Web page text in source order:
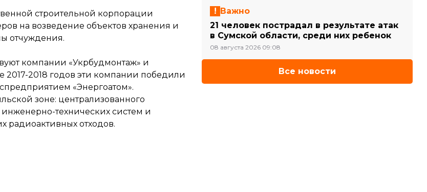
строительной корпорации
на возведение объектов хранения и
отчуждения.
компании «Укрбудмонтаж» и
2017-2018 годов эти компании победили
«Энергоатом».
зоне: централизованного
технических систем и
радиоактивных отходов.
Важно
21 человек пострадал в результате атак
в Сумской области, среди них ребенок
08 августа 2026 09:08
Все новости